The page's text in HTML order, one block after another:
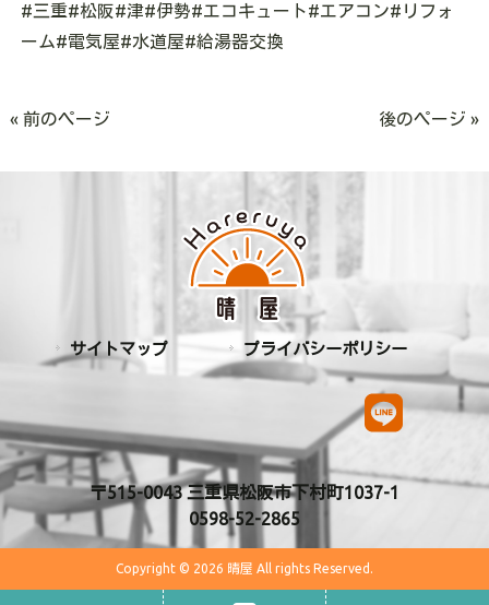
#三重#松阪#津#伊勢#エコキュート#エアコン#リフォ
ーム#電気屋#水道屋#給湯器交換
« 前のページ 後のページ »
サイトマップ プライバシーポリシー
〒515-0043 三重県松阪市下村町1037-1
0598-52-2865
Copyright © 2026 晴屋 All rights Reserved.